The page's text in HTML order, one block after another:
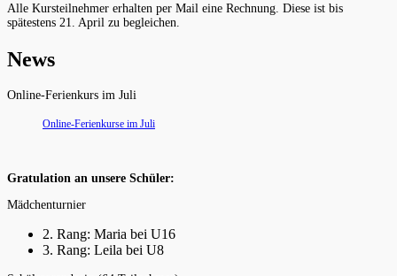
Alle Kursteilnehmer erhalten per Mail eine Rechnung. Diese ist bis
spätestens 21. April zu begleichen.
News
Online-Ferienkurs im Juli
Online-Ferienkurse im Juli
Gratulation an unsere Schüler:
Mädchenturnier
2. Rang: Maria bei U16
3. Rang: Leila bei U8